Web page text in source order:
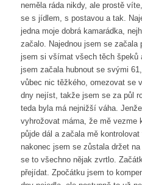
neměla ráda nikdy, ale prostě
se s jídlem, s postavou a tak.
jedna moje dobrá kamarádka,
začalo. Najednou jsem se začala
jsem si všímat všech těch špeků
jsem začala hubnout se svými
vůbec nic těžkého, omezovat se
dny nejíst, takže jsem se za půl
teda byla má nejnižší váha.
vyhrožovat máma, že mě vezme
půjde dál a začala mě
nakonec jsem se zůstala držet
se to všechno nějak zvrtlo.
přejídat. Zpočátku jsem to